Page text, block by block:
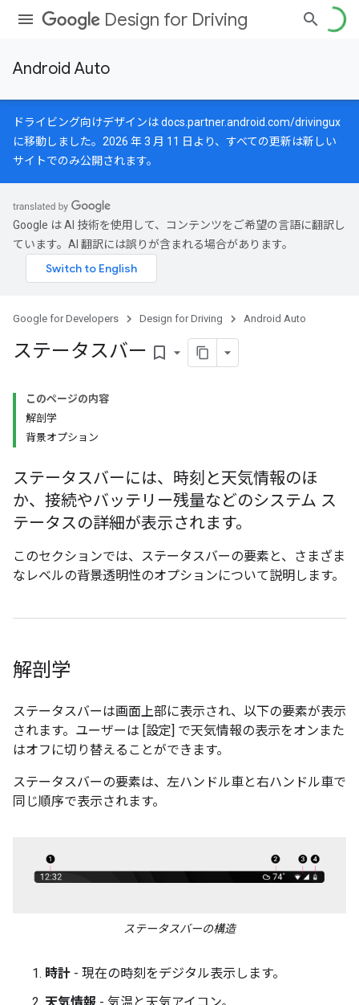
Design for Driving
Android Auto
ドライビング向けデザインはdocs.partner.android.com/drivingux
に移動しました。2026 年 3 月 11 日より、すべての更新は新しい
サイトでのみ公開されます。
Google は AI 技術を使用して、コンテンツをご希望の言語に翻訳し
ています。AI 翻訳には誤りが含まれる場合があります。
Google for Developers Design for Driving Android Auto
ステータスバー bookmark_border
このページの内容
解剖学
背景オプション
ステータスバーには、時刻と天気情報のほ
か、接続やバッテリー残量などのシステム ス
テータスの詳細が表示されます。
このセクションでは、ステータスバーの要素と、さまざま
なレベルの背景透明性のオプションについて説明します。
解剖学
ステータスバーは画面上部に表示され、以下の要素が表示
されます。ユーザーは [設定] で天気情報の表示をオンまた
はオフに切り替えることができます。
ステータスバーの要素は、左ハンドル車と右ハンドル車で
同じ順序で表示されます。
ステータスバーの構造
時計 - 現在の時刻をデジタル表示します。
天気情報 - 気温と天気アイコン。